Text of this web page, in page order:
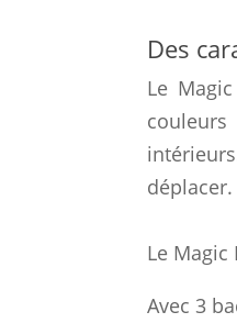
Des
Le
déplacer.
Le
Avec 3